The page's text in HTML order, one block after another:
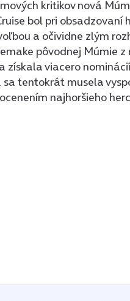
kritikov nová
bol pri obsadzovaní
a očividne zlým
pôvodnej Múmie z
získala viacero
sa tentokrát musela
najhoršieho